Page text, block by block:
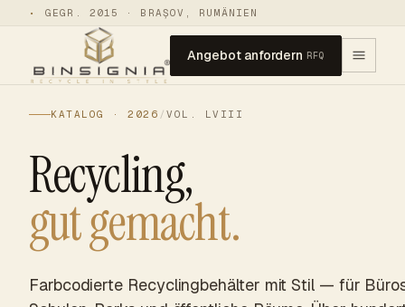
• GEGR. 2015 · BRAȘOV, RUMÄNIEN
Angebot anfordern RFQ
KATALOG · 2026 /VOL. LVIII
Recycling,
gut gemacht.
Farbcodierte Recyclingbehälter mit Stil — für